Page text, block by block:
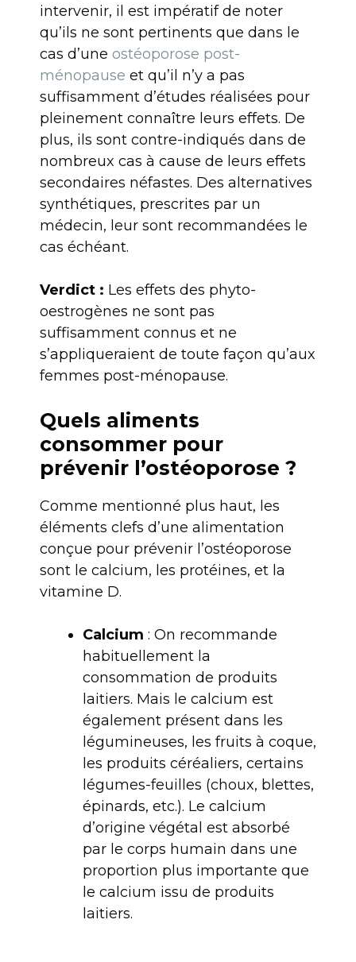
intervenir, il est impératif de noter
qu’ils ne sont pertinents que dans le
cas d’une ostéoporose post-
ménopause et qu’il n’y a pas
suffisamment d’études réalisées pour
pleinement connaître leurs effets. De
plus, ils sont contre-indiqués dans de
nombreux cas à cause de leurs effets
secondaires néfastes. Des alternatives
synthétiques, prescrites par un
médecin, leur sont recommandées le
cas échéant.
Verdict : Les effets des phyto-
oestrogènes ne sont pas
suffisamment connus et ne
s’appliqueraient de toute façon qu’aux
femmes post-ménopause.
Quels aliments
consommer pour
prévenir l’ostéoporose ?
Comme mentionné plus haut, les
éléments clefs d’une alimentation
conçue pour prévenir l’ostéoporose
sont le calcium, les protéines, et la
vitamine D.
Calcium : On recommande
habituellement la
consommation de produits
laitiers. Mais le calcium est
également présent dans les
légumineuses, les fruits à coque,
les produits céréaliers, certains
légumes-feuilles (choux, blettes,
épinards, etc.). Le calcium
d’origine végétal est absorbé
par le corps humain dans une
proportion plus importante que
le calcium issu de produits
laitiers.